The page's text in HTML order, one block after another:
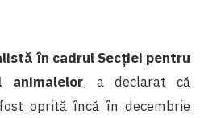
în cadrul Secției pentru
, a declarat că
oprită încă în decembrie